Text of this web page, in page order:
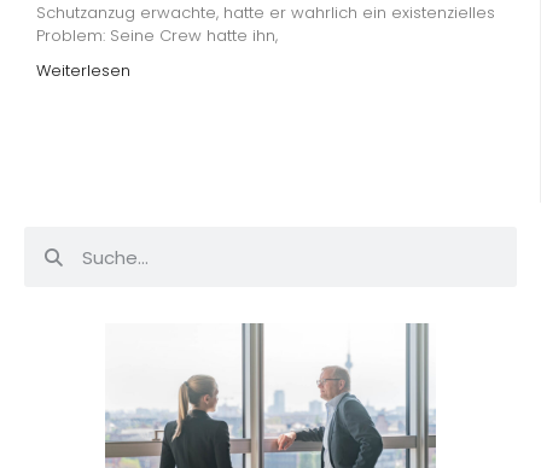
Schutzanzug erwachte, hatte er wahrlich ein existenzielles
Problem: Seine Crew hatte ihn,
Weiterlesen